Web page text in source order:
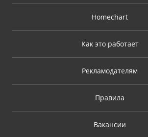
Homechart
Как это работает
Рекламодателям
Правила
Вакансии